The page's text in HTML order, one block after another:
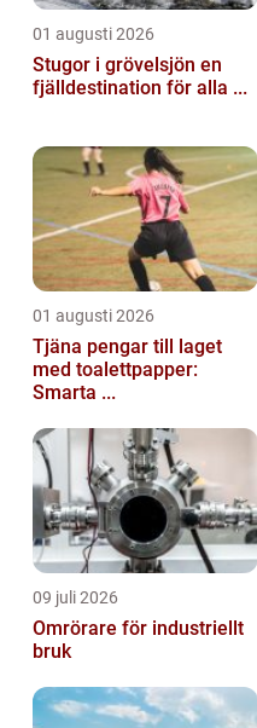
01 augusti 2026
Stugor i grövelsjön en
fjälldestination för alla ...
01 augusti 2026
Tjäna pengar till laget
med toalettpapper:
Smarta ...
09 juli 2026
Omrörare för industriellt
bruk